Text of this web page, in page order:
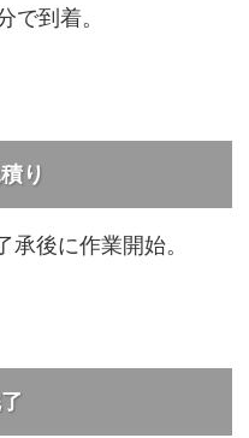
で到着。
り
後に作業開始。